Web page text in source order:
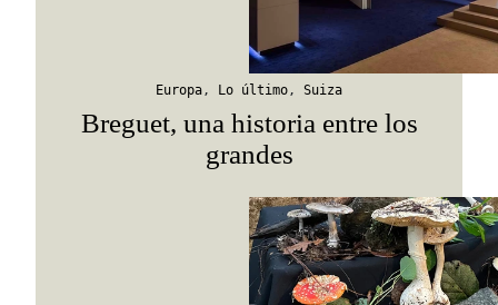
Europa , Lo último , Suiza
Breguet, una historia entre los
grandes